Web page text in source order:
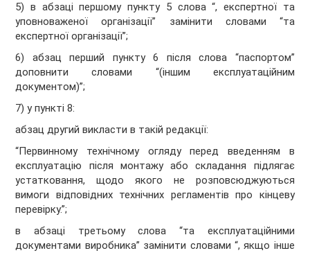
5) в абзаці першому пункту 5 слова “, експертної та
уповноваженої організації” замінити словами “та
експертної організації”;
6) абзац перший пункту 6 після слова “паспортом”
доповнити словами “(іншим експлуатаційним
документом)”;
7) у пункті 8:
абзац другий викласти в такій редакції:
“Первинному технічному огляду перед введенням в
експлуатацію після монтажу або складання підлягає
устатковання, щодо якого не розповсюджуються
вимоги відповідних технічних регламентів про кінцеву
перевірку.”;
в абзаці третьому слова “та експлуатаційними
документами виробника” замінити словами “, якщо інше